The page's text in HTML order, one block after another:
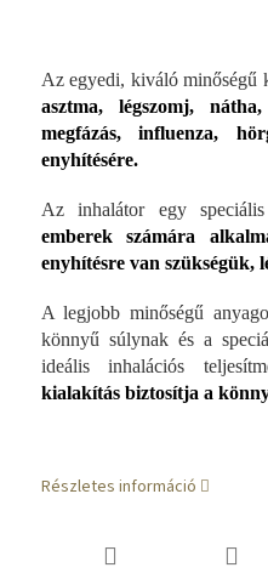
Az egyedi, kiváló minőségű
asztma, légszomj,
megfázás, influenza,
enyhítésére.
Az inhalátor egy
emberek számára
enyhítésre van szükségük,
A legjobb minőségű
könnyű súlynak és a
ideális inhalációs
kialakítás biztosítja a
Részletes információ